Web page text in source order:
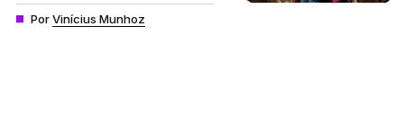
PorVinícius Munhoz